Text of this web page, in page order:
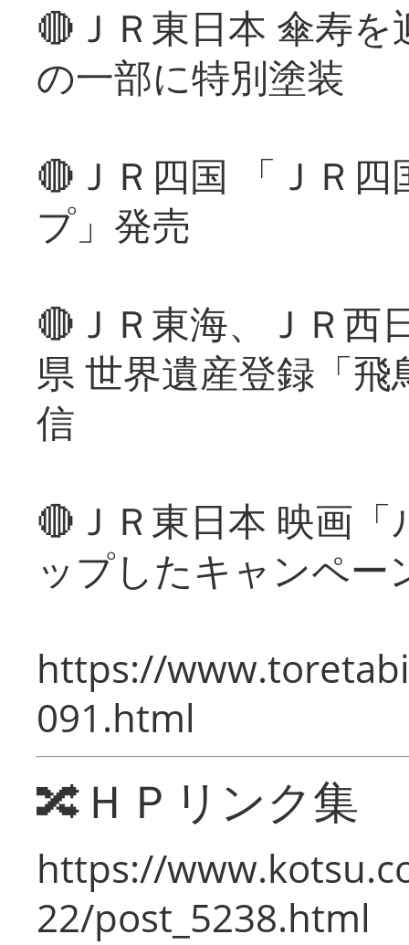
🔴ＪＲ東日本 傘寿
の一部に特別塗装
🔴ＪＲ四国 「ＪＲ
プ」発売
🔴ＪＲ東海、ＪＲ西
県 世界遺産登録「
信
🔴ＪＲ東日本 映画
ップしたキャンペー
https://
091.html
🔀ＨＰリンク集
https://
22/post_5238.html